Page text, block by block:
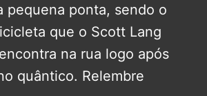
pequena ponta, sendo o
que o Scott Lang
na rua logo após
quântico. Relembre